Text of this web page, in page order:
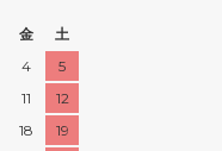
金
土
4
5
11
12
18
19